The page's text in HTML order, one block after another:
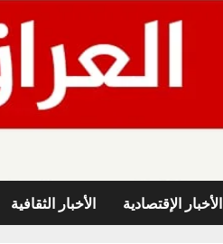
الأخبار الإقتصادية الأخبار الثقافية